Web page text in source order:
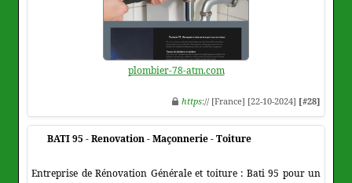
plombier-78-atm.com
https:// [France] [22-10-2024] [#28]
BATI 95 - Renovation - Maçonnerie - Toiture
Entreprise de Rénovation Générale et toiture : Bati 95 pour un